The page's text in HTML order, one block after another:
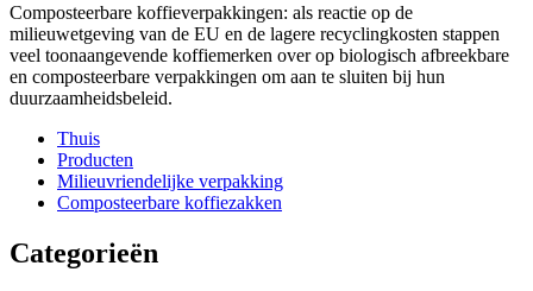
Composteerbare koffieverpakkingen: als reactie op de
milieuwetgeving van de EU en de lagere recyclingkosten stappen
veel toonaangevende koffiemerken over op biologisch afbreekbare
en composteerbare verpakkingen om aan te sluiten bij hun
duurzaamheidsbeleid.
Thuis
Producten
Milieuvriendelijke verpakking
Composteerbare koffiezakken
Categorieën